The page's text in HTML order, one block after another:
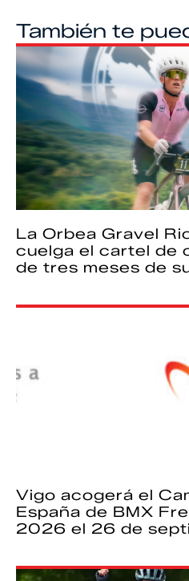
También te
La Orbea Gravel
cuelga el cartel de
de tres meses de
Vigo acogerá el
España de BMX
2026 el 26 de